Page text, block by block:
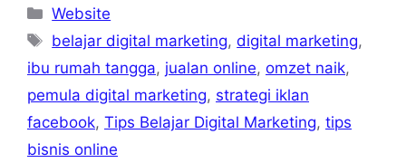
Kategori
Website
Tag
belajar digital marketing,digital marketing,
ibu rumah tangga, jualan online, omzet naik,
pemula digital marketing, strategi iklan
facebook, Tips Belajar Digital Marketing, tips
bisnis online